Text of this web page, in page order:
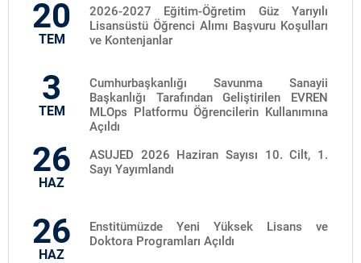
20
TEM
2026-2027 Eğitim-Öğretim Güz Yarıyılı
Lisansüstü Öğrenci Alımı Başvuru Koşulları
ve Kontenjanlar
3
TEM
Cumhurbaşkanlığı Savunma Sanayii
Başkanlığı Tarafından Geliştirilen EVREN
MLOps Platformu Öğrencilerin Kullanımına
Açıldı
26
HAZ
ASUJED 2026 Haziran Sayısı 10. Cilt, 1.
Sayı Yayımlandı
26
HAZ
Enstitümüzde Yeni Yüksek Lisans ve
Doktora Programları Açıldı